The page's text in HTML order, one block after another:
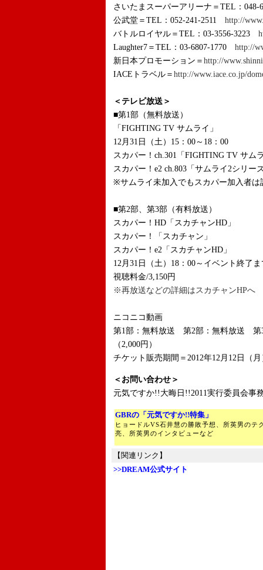
さいたまスーパーアリーナ＝TEL：
公武堂＝TEL：052-241-2511 http://
バトルロイヤル＝TEL：03-3556-3223
Laughter7＝TEL：03-6807-1770 http://
新日本プロモーション＝ http://
IACEトラベル＝ http://www.iace.co.jp/
＜テレビ放送＞
■第1部（無料放送）
「FIGHTING TV サムライ」
12月31日（土）15：00～18：00
スカパー！ch.301「FIGHTING TV サム
スカパー！e2 ch.803「サムライ2シリー
※サムライ未加入でもスカパー加入者は
■第2部、第3部（有料放送）
スカパー！HD「スカチャンHD」
スカパー！「スカチャン」
スカパー！e2「スカチャンHD」
12月31日（土）18：00～イベント終了ま
視聴料金/3,150円
※再放送などの詳細はスカチャンHPへ
ニコニコ動画
第1部：無料放送 第2部：無料放送 第
（2,000円）
チケット販売期間＝2012年12月12日（
＜お問い合わせ＞
元気ですか!!大晦日!!2011実行委員会事
GBRの「元気ですか!!特集」
ヒョードルVS石井慧の勝敗予想、所英男のテ
亮、所英男のインタビューなど
【関連リンク】
>>DREAM公式サイト